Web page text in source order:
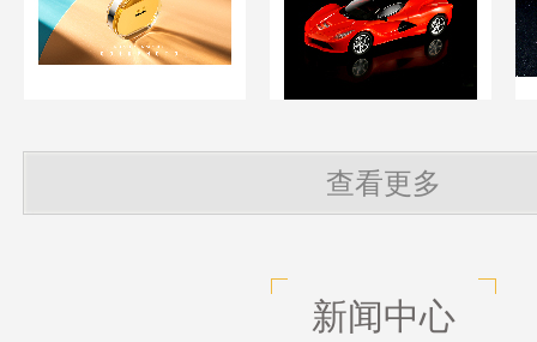
查看更多
新闻中心